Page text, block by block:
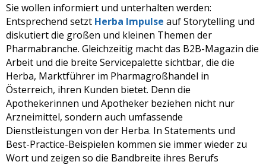
Sie wollen informiert und unterhalten werden:
Entsprechend setzt Herba Impulse auf Storytelling und
diskutiert die großen und kleinen Themen der
Pharmabranche. Gleichzeitig macht das B2B-Magazin die
Arbeit und die breite Servicepalette sichtbar, die die
Herba, Marktführer im Pharmagroßhandel in
Österreich, ihren Kunden bietet. Denn die
Apothekerinnen und Apotheker beziehen nicht nur
Arzneimittel, sondern auch umfassende
Dienstleistungen von der Herba. In Statements und
Best-Practice-Beispielen kommen sie immer wieder zu
Wort und zeigen so die Bandbreite ihres Berufs